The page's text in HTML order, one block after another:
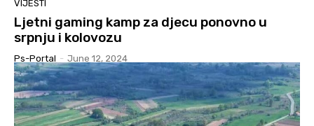
VIJESTI
Ljetni gaming kamp za djecu ponovno u
srpnju i kolovozu
Ps-Portal - June 12, 2024